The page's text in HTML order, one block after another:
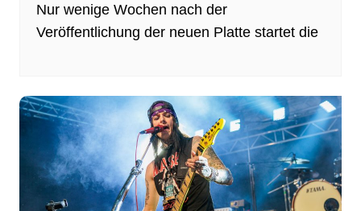
Nur wenige Wochen nach der
Veröffentlichung der neuen Platte startet die